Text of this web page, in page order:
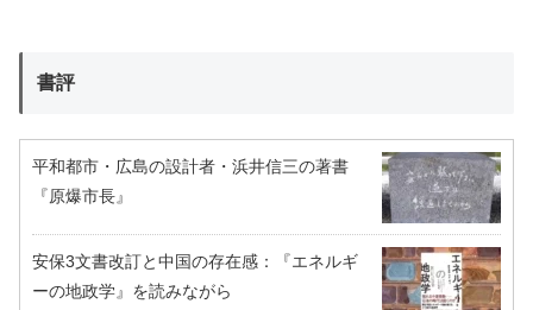
書評
平和都市・広島の設計者・浜井信三の著書
『原爆市長』
安保3文書改訂と中国の存在感：『エネルギ
ーの地政学』を読みながら